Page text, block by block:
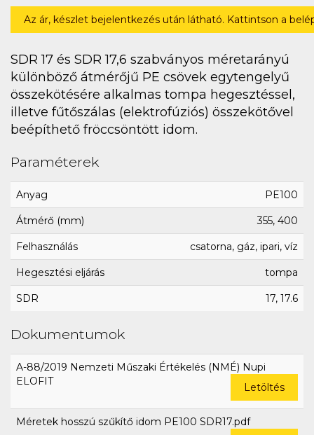
Az ár, készlet bejelentkezés után látható. Kattintson a
SDR 17 és SDR 17,6 szabványos méretarányú
különböző átmérőjű PE csövek egytengelyű
összekötésére alkalmas tompa hegesztéssel,
illetve fűtőszálas (elektrofúziós) összekötővel
beépíthető fröccsöntött idom.
Paraméterek
Anyag PE100
Átmérő (mm) 355, 400
Felhasználás csatorna, gáz, ipari, víz
Hegesztési eljárás tompa
SDR 17, 17.6
Dokumentumok
A-88/2019 Nemzeti Műszaki Értékelés (NMÉ) Nupi
ELOFIT
Letöltés
Méretek hosszú szűkítő idom PE100 SDR17.pdf